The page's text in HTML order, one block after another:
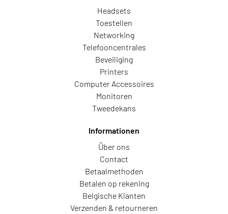
Headsets
Toestellen
Networking
Telefooncentrales
Beveiliging
Printers
Computer Accessoires
Monitoren
Tweedekans
Informationen
Über ons
Contact
Betaalmethoden
Betalen op rekening
Belgische Klanten
Verzenden & retourneren